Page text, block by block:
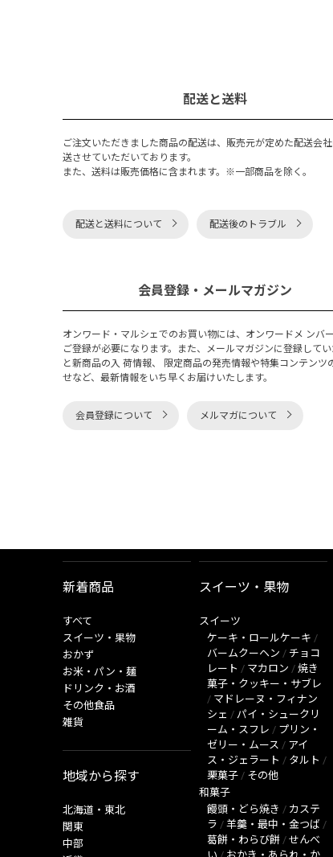
配送と送料
ご注文いただきました商品の配送は、販売元が定めた配送会
送させていただいております。
また、送料は販売価格に含まれます。※一部商品を除く。
配送と送料について 配送後のトラブル
会員登録・メールマガジン
オンワード・マルシェでのお買い物には、オンワードメ ンバ
ご登録が必要になります。また、メールマガジンに登録してい
と新商品の入 荷情報、 限定商品の発売情報や特集コンテンツ
せなど、最新情報をいち早くお届けいたします。
会員登録について メルマガについて
新着商品
すべて
スイーツ・果物
おかず
お米・パン・麺
ドリンク・お酒
その他食品
雑貨
地域から探す
北海道・東北
関東
中部
スイーツ・果物
スイーツ
ケーキ・ロールケーキ /
バームクーヘン / チョコ
レート / マカロン / 焼き
菓子・クッキー・サブレ
/ マドレーヌ・フィナン
シェ / パイ・シュークリ
ーム・スフレ / プリン・
ゼリー・ムース / アイ
ス・ジェラート / タルト /
栗菓子 / その他
和菓子
饅頭・どら焼き / カステ
ラ / 羊羹・最中・金つば /
葛餅・わらび餅 / せんべ